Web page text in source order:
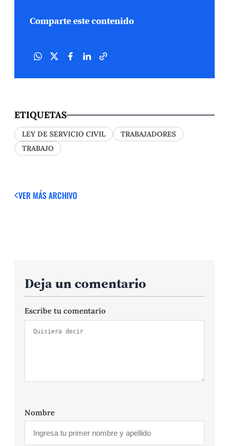
Comparte este contenido
ETIQUETAS
LEY DE SERVICIO CIVIL
TRABAJADORES
TRABAJO
VER MÁSARCHIVO
Deja un comentario
Escribe tu comentario
Nombre